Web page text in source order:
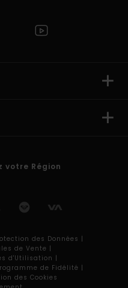
votre Région
des Données |
de Vente |
d'Utilisation |
de Fidélité |
des Cookies